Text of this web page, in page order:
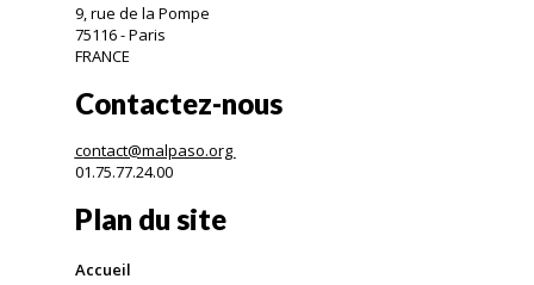
9, rue de la Pompe
75116 - Paris
FRANCE
Contactez-nous
contact@malpaso.org
01.75.77.24.00
Plan du site
Accueil